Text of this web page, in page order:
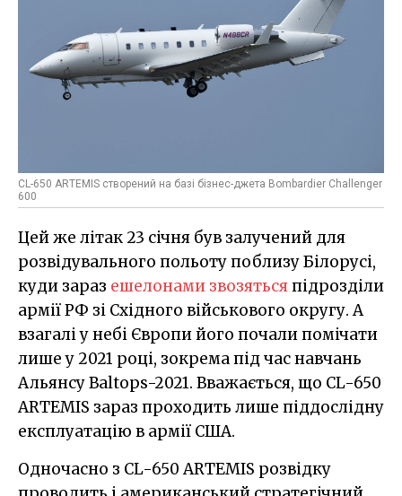
CL-650 ARTEMIS створений на базі бізнес-джета Bombardier Challenger
600
Цей же літак 23 січня був залучений для
розвідувального польоту поблизу Білорусі,
куди зараз ешелонами звозятьсяпідрозділи
армії РФ зі Східного військового округу. А
взагалі у небі Європи його почали помічати
лише у 2021 році, зокрема під час навчань
Альянсу Baltops-2021. Вважається, що CL-650
ARTEMIS зараз проходить лише піддослідну
експлуатацію в армії США.
Одночасно з CL-650 ARTEMIS розвідку